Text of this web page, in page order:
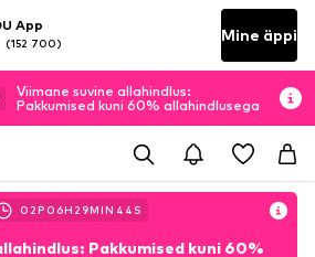
App
(152 700) Mine äppi
Viimane suvine allahindlus:
Pakkumised kuni 60% allahindlusega
02P 06H 29MIN 43 S
Pakkumised kuni 60%